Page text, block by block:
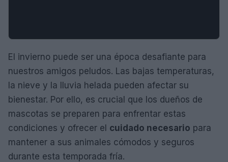
El invierno puede ser una época desafiante para
nuestros amigos peludos. Las bajas temperaturas,
la nieve y la lluvia helada pueden afectar su
bienestar. Por ello, es crucial que los dueños de
mascotas se preparen para enfrentar estas
condiciones y ofrecer el cuidado necesario para
mantener a sus animales cómodos y seguros
durante esta temporada fría.